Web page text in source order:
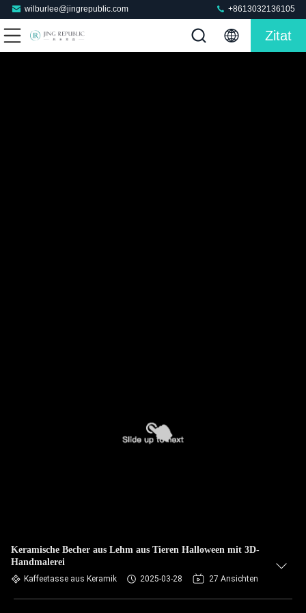
wilburlee@jingrepublic.com +8613032136105
Zitat
Keramische Becher aus Lehm aus Tieren Halloween mit 3D-
Handmalerei
Kaffeetasse aus Keramik 2025-03-28 27 Ansichten